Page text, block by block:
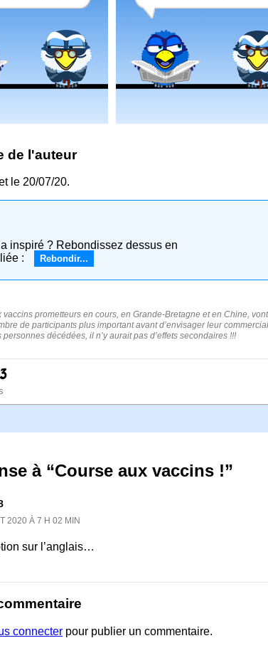
de l'auteur
le 20/07/20.
inspiré ? Rebondissez dessus en
:
Rebondir...
vaccins prometteurs en cours, en Grande-Bretagne et en Chine,
de participants plus important avant d’envisager leur
personnes décédées, il n’y aurait pas d’effets secondaires !!!
à “Course aux vaccins !”
2020 À 7 H 02 MIN
sur l’anglais…
connecter pour publier un commentaire.